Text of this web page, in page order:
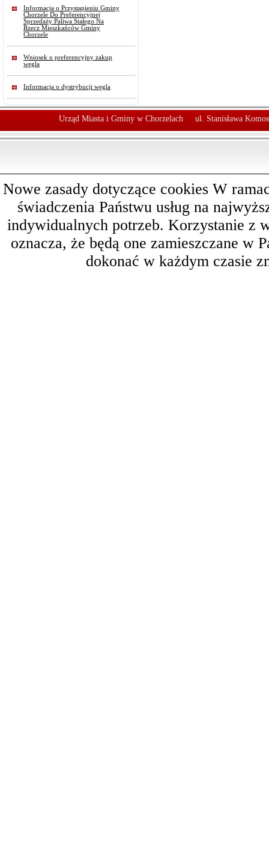
Informacja o Przystąpieniu Gminy
Chorzele Do Preferencyjnej
Sprzedaży Paliwa Stałego Na
Rzecz Mieszkańców Gminy
Chorzele
Wniosek o preferencyjny zakup
węgla
Informacja o dystrybucji węgla
Urząd Miasta i Gminy w Chorzelach ul. Stanisława
Nowe zasady dotyczące cookies W
świadczenia Państwu usług na
indywidualnych potrzeb. Korzystanie z
oznacza, że będą one zamieszczane w
dokonać w każdym czasie